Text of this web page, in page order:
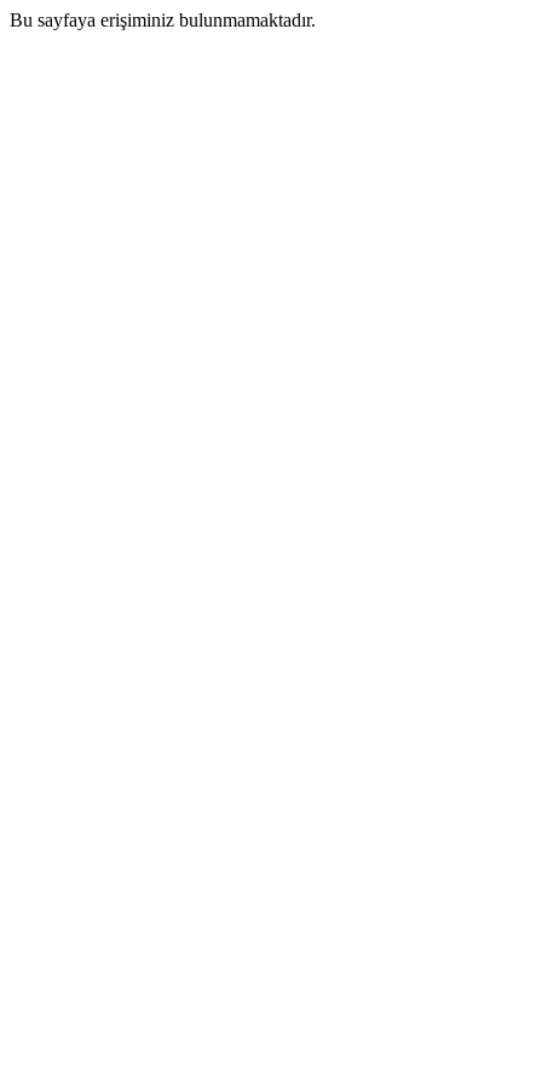
Bu sayfaya erişiminiz bulunmamaktadır.